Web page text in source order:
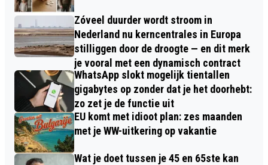
Zóveel duurder wordt stroom in
Nederland nu kerncentrales in Europa
stilliggen door de droogte — en dit merk
je vooral met een dynamisch contract
WhatsApp slokt mogelijk tientallen
gigabytes op zonder dat je het doorhebt:
zo zet je de functie uit
EU komt met idioot plan: zes maanden
met je WW-uitkering op vakantie
Wat je doet tussen je 45 en 65ste kan